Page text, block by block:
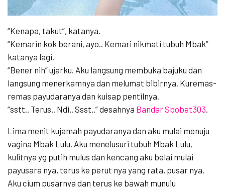
“Kenapa, takut”, katanya.
“Kemarin kok berani, ayo.. Kemari nikmati tubuh Mbak”
katanya lagi.
“Bener nih” ujarku. Aku langsung membuka bajuku dan
langsung menerkamnya dan melumat bibirnya. Kuremas-
remas payudaranya dan kuisap pentilnya.
“sstt.. Terus.. Ndi.. Ssst..” desahnya Bandar Sbobet303
Lima menit kujamah payudaranya dan aku mulai menuju
vagina Mbak Lulu. Aku menelusuri tubuh Mbak Lulu,
kulitnya yg putih mulus dan kencang aku belai mulai
payusara nya, terus ke perut nya yang rata, pusar nya.
Aku cium pusarnya dan terus ke bawah munuju